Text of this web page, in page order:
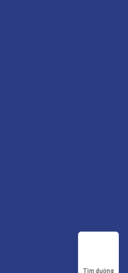
Tìm đường